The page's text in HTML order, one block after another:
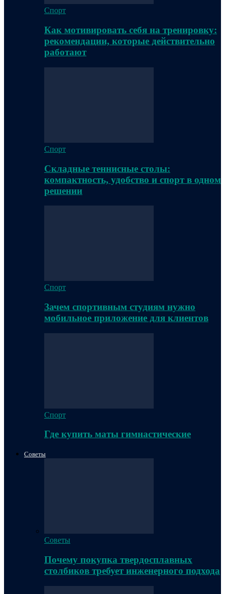
Спорт
Как мотивировать себя на тренировку:
рекомендации, которые действительно
работают
Спорт
Складные теннисные столы:
компактность, удобство и спорт в одном
решении
Спорт
Зачем спортивным студиям нужно
мобильное приложение для клиентов
Спорт
Где купить маты гимнастические
Советы
Советы
Почему покупка твердосплавных
столбиков требует инженерного подхода